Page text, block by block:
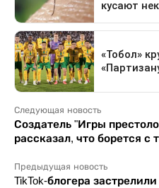
Следующая новость
Создатель "Игры
рассказал, что борется с
Предыдущая новость
TikTok-блогера